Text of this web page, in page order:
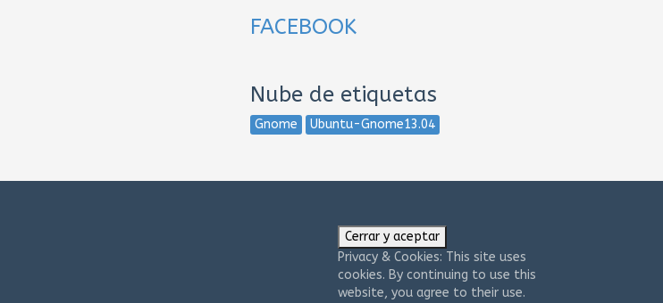
FACEBOOK
Nube de etiquetas
Gnome Ubuntu-Gnome13.04
Privacy & Cookies: This site uses
cookies. By continuing to use this
website, you agree to their use.